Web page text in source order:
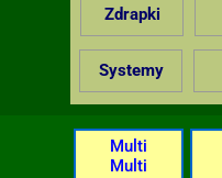
Zdrapki
Systemy
Multi
Multi